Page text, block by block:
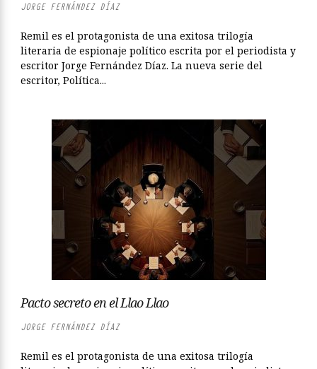
JORGE FERNÁNDEZ DÍAZ
Remil es el protagonista de una exitosa trilogía
literaria de espionaje político escrita por el periodista y
escritor Jorge Fernández Díaz. La nueva serie del
escritor, Política...
Pacto secreto en el Llao Llao
JORGE FERNÁNDEZ DÍAZ
Remil es el protagonista de una exitosa trilogía